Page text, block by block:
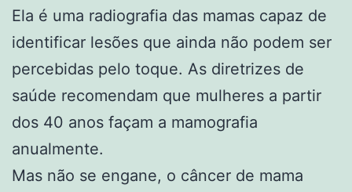
Ela é uma radiografia das mamas capaz de
identificar lesões que ainda não podem ser
percebidas pelo toque. As diretrizes de
saúde recomendam que mulheres a partir
dos 40 anos façam a mamografia
anualmente.
Mas não se engane, o câncer de mama